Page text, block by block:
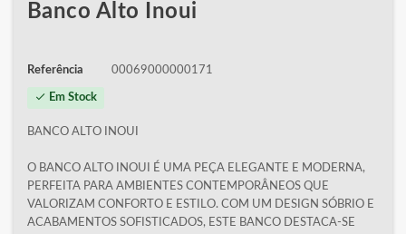
Banco Alto Inoui
Referência 00069000000171
check Em Stock
BANCO ALTO INOUI
O BANCO ALTO INOUI É UMA PEÇA ELEGANTE E MODERNA,
PERFEITA PARA AMBIENTES CONTEMPORÂNEOS QUE
VALORIZAM CONFORTO E ESTILO. COM UM DESIGN SÓBRIO E
ACABAMENTOS SOFISTICADOS, ESTE BANCO DESTACA-SE